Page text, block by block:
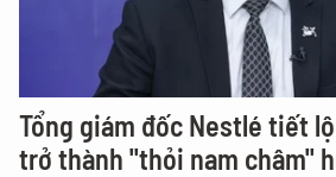
Tổng giám đốc Nestlé tiết
trở thành "thỏi nam châm"